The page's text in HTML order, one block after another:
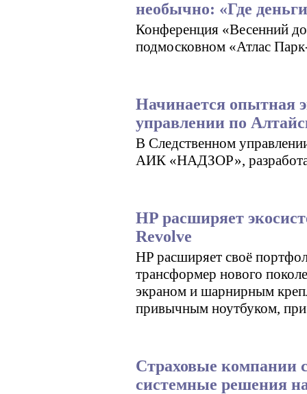
необычно: «Где
Конференция «Весенний
подмосковном «Атлас
Начинается опытная
управлении по
В Следственном
АИК «НАДЗОР»,
HP расширяет
Revolve
HP расширяет своё
трансформер нового
экраном и шарнирным
привычным ноутбуком, при
Страховые компании
системные решения